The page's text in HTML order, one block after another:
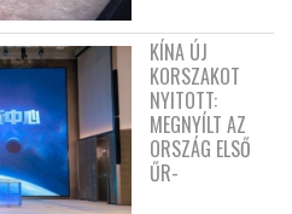
KÍNA ÚJ
KORSZAKOT
NYITOTT:
MEGNYÍLT AZ
ORSZÁG ELSŐ
ŰR-